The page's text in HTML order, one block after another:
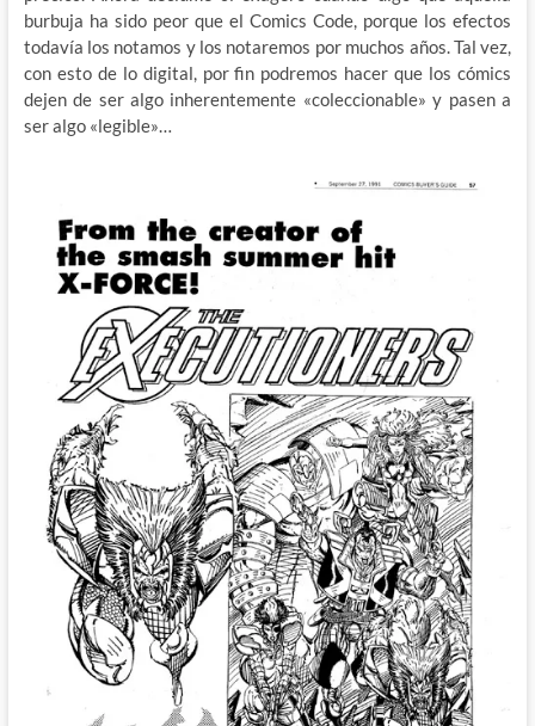
burbuja ha sido peor que el Comics Code, porque los efectos
todavía los notamos y los notaremos por muchos años. Tal vez,
con esto de lo digital, por fin podremos hacer que los cómics
dejen de ser algo inherentemente «coleccionable» y pasen a
ser algo «legible»…